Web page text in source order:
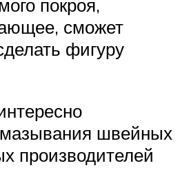
покроя,
сможет
фигуру
швейных
производителей